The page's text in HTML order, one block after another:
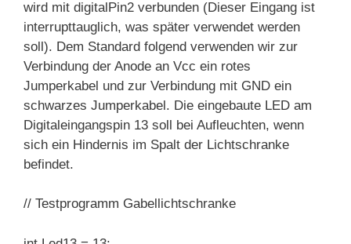
wird mit digitalPin2 verbunden (Dieser Eingang ist
interrupttauglich, was später verwendet werden
soll). Dem Standard folgend verwenden wir zur
Verbindung der Anode an Vcc ein rotes
Jumperkabel und zur Verbindung mit GND ein
schwarzes Jumperkabel. Die eingebaute LED am
Digitaleingangspin 13 soll bei Aufleuchten, wenn
sich ein Hindernis im Spalt der Lichtschranke
befindet.
// Testprogramm Gabellichtschranke